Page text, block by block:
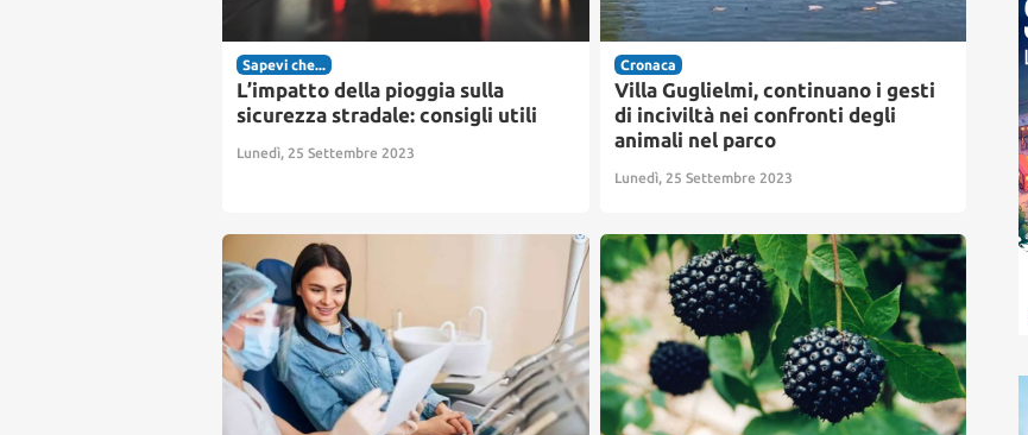
Sapevi che...
L’impatto della pioggia sulla
sicurezza stradale: consigli utili
Lunedì, 25 Settembre 2023
Cronaca
Villa Guglielmi, continuano i gesti
di inciviltà nei confronti degli
animali nel parco
Lunedì, 25 Settembre 2023